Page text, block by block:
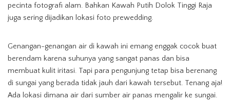
pecinta fotografi alam. Bahkan Kawah Putih Dolok Tinggi Raja
juga sering dijadikan lokasi foto prewedding.
Genangan-genangan air di kawah ini emang enggak cocok buat
berendam karena suhunya yang sangat panas dan bisa
membuat kulit iritasi. Tapi para pengunjung tetap bisa berenang
di sungai yang berada tidak jauh dari kawah tersebut. Tenang aja!
Ada lokasi dimana air dari sumber air panas mengalir ke sungai.